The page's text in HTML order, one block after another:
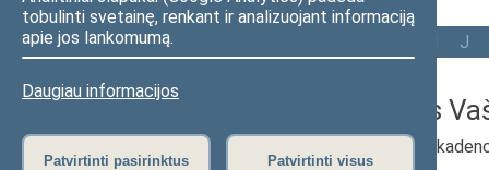
tobulinti svetainę, renkant ir analizuojant informaciją
apie jos lankomumą.
Daugiau informacijos
Patvirtinti pasirinktus Patvirtinti visus
Visi J
Rimvydas
2000–2004 m.